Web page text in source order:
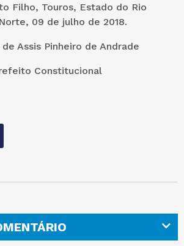
Filho, Touros, Estado do Rio
09 de julho de 2018.
de Assis Pinheiro de Andrade
Constitucional